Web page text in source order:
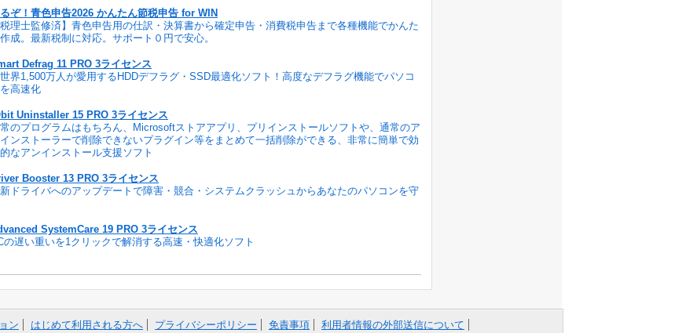
ぞ！青色申告2026 かんたん節税申告 for WIN
税理士監修済】青色申告用の仕訳・決算書から確定申告・消費税申告まで各種機能でかんた
成。最新税制に対応。サポート０円で安心。
Defrag 11 PRO 3ライセンス
界1,500万人が愛用するHDDデフラグ・SSD最適化ソフト！高度なデフラグ機能でパソコ
高速化
Uninstaller 15 PRO 3ライセンス
のプログラムはもちろん、Microsoftストアアプリ、プリインストールソフトや、通常のア
ンストーラーで削除できないプラグイン等をまとめて一括削除ができる、非常に簡単で効
なアンインストール支援ソフト
Booster 13 PRO 3ライセンス
ドライバへのアップデートで障害・競合・システムクラッシュからあなたのパソコンを守
SystemCare 19 PRO 3ライセンス
の遅い重いを1クリックで解消する高速・快適化ソフト
ン はじめて利用される方へ プライバシーポリシー 免責事項 利用者情報の外部送信について